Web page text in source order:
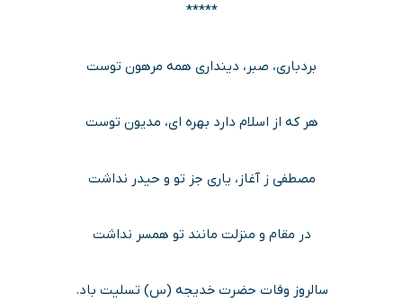
*****
بردباری، صبر، دینداری همه مرهون توست
هر که از اسلام دارد بهره ای، مدیون توست
مصطفی ز آغاز، یاری جز تو و حیدر نداشت
در مقام و منزلت مانند تو همسر نداشت
سالروز وفات حضرت خدیجه (س) تسلیت باد.